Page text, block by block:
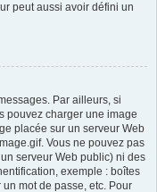
peut aussi avoir défini un
Par ailleurs, si
pouvez charger une image
placée sur un serveur Web
Vous ne pouvez pas
serveur Web public) ni des
exemple : boîtes
mot de passe, etc. Pour